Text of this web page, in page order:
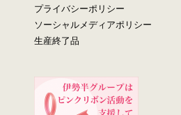
プライバシーポリシー
ソーシャルメディアポリシー
生産終了品